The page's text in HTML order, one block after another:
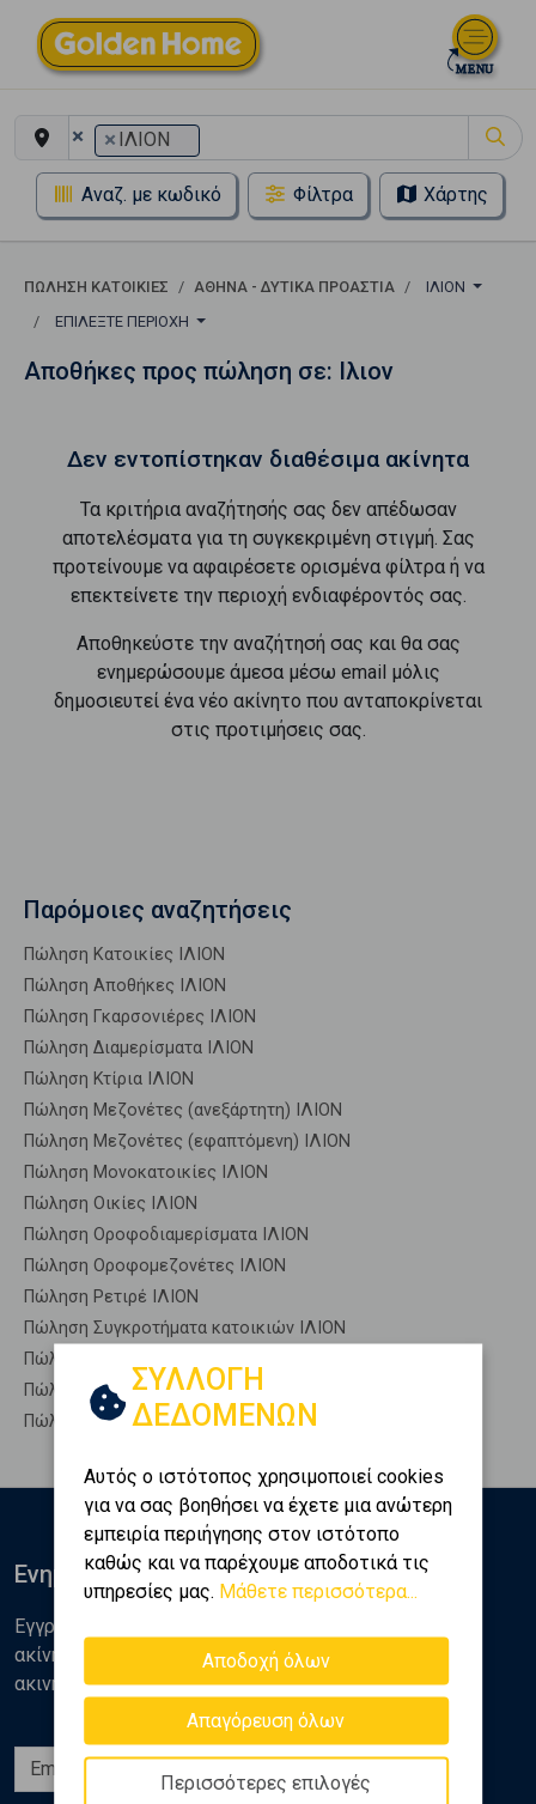
× × ΙΛΙΟΝ
Αναζ. με κωδικό Φίλτρα Χάρτης
ΠΏΛΗΣΗ ΚΑΤΟΙΚΊΕΣ ΑΘΗΝΑ - ΔΥΤΙΚΑ ΠΡΟΑΣΤΙΑ
ΙΛΙΟΝ
ΕΠΙΛΈΞΤΕ ΠΕΡΙΟΧΉ
Αποθήκες προς πώληση σε: Ιλιον
Δεν εντοπίστηκαν διαθέσιμα ακίνητα
Τα κριτήρια αναζήτησής σας δεν απέδωσαν
αποτελέσματα για τη συγκεκριμένη στιγμή. Σας
προτείνουμε να αφαιρέσετε ορισμένα φίλτρα ή να
επεκτείνετε την περιοχή ενδιαφέροντός σας.
Αποθηκεύστε την αναζήτησή σας και θα σας
ενημερώσουμε άμεσα μέσω email μόλις
δημοσιευτεί ένα νέο ακίνητο που ανταποκρίνεται
στις προτιμήσεις σας.
Παρόμοιες αναζητήσεις
Πώληση Κατοικίες ΙΛΙΟΝ
Πώληση Αποθήκες ΙΛΙΟΝ
Πώληση Γκαρσονιέρες ΙΛΙΟΝ
Πώληση Διαμερίσματα ΙΛΙΟΝ
Πώληση Κτίρια ΙΛΙΟΝ
Πώληση Μεζονέτες (ανεξάρτητη) ΙΛΙΟΝ
Πώληση Μεζονέτες (εφαπτόμενη) ΙΛΙΟΝ
Πώληση Μονοκατοικίες ΙΛΙΟΝ
Πώληση Οικίες ΙΛΙΟΝ
Πώληση Οροφοδιαμερίσματα ΙΛΙΟΝ
Πώληση Οροφομεζονέτες ΙΛΙΟΝ
Πώληση Ρετιρέ ΙΛΙΟΝ
Πώληση Συγκροτήματα κατοικιών ΙΛΙΟΝ
Πώληση Υπόγεια ΙΛΙΟΝ
Πώληση Υπόσκαφα ΙΛΙΟΝ
Πώληση Υπολ. υψουν ΙΛΙΟΝ
ΣΥΛΛΟΓΗ
ΔΕΔΟΜΕΝΩΝ
Αυτός ο ιστότοπος χρησιμοποιεί cookies
για να σας βοηθήσει να έχετε μια ανώτερη
εμπειρία περιήγησης στον ιστότοπο
καθώς και να παρέχουμε αποδοτικά τις
υπηρεσίες μας. Μάθετε περισσότερα...
Αποδοχή όλων
Απαγόρευση όλων
Περισσότερες επιλογές
Ενημερωθείτε
Εγγραφείτε στο newsletter της Golden Home για νέα
ακίνητα, αναλύσεις και διάφορα θέματα της αγοράς
ακινήτων